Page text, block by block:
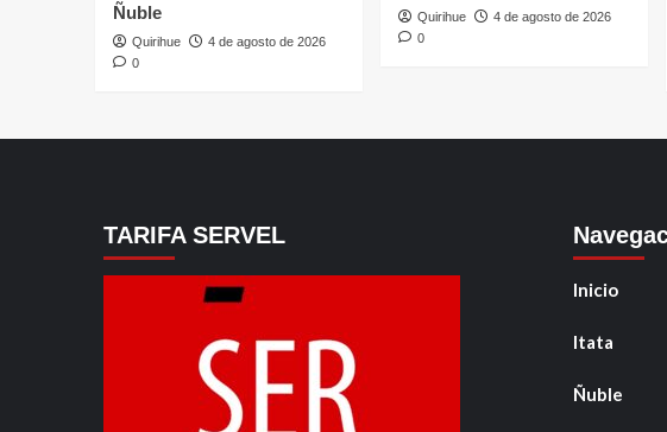
Ñuble
Quirihue
4 de agosto de 2026
0
Quirihue
4 de agosto de 2026
0
TARIFA SERVEL
Inicio
Itata
Ñuble